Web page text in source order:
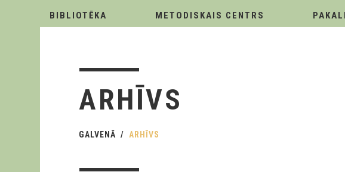
BIBLIOTĒKA
METODISKAIS CENTRS
ARHĪVS
GALVENĀ ARHĪVS